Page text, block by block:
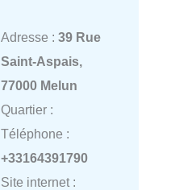
Adresse : 39 Rue
Saint-Aspais,
77000 Melun
Quartier :
Téléphone :
+33164391790
Site internet :